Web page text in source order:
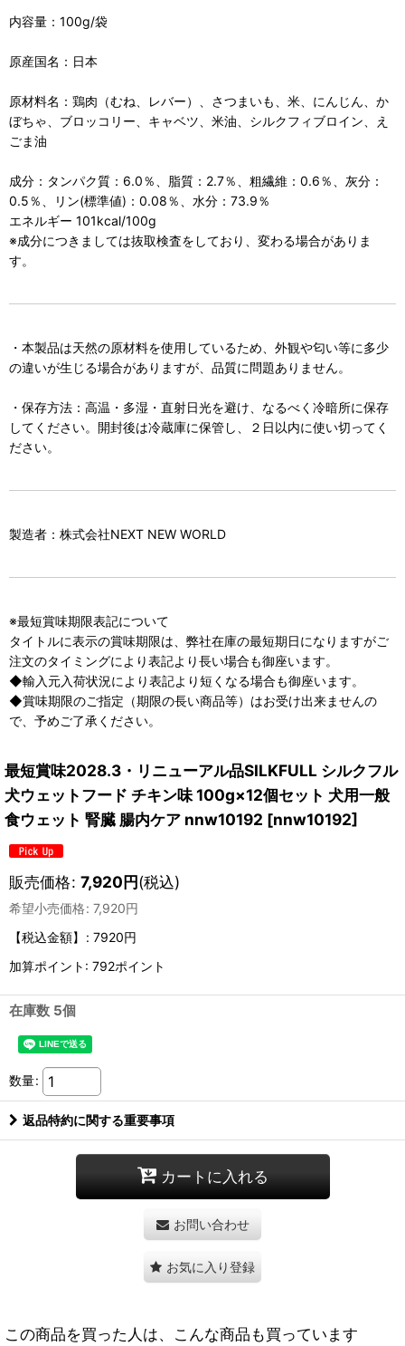
内容量：100g/袋
原産国名：日本
原材料名：鶏肉（むね、レバー）、さつまいも、米、にんじん、か
ぼちゃ、ブロッコリー、キャベツ、米油、シルクフィブロイン、え
ごま油
成分：タンパク質：6.0％、脂質：2.7％、粗繊維：0.6％、灰分：
0.5％、リン(標準値)：0.08％、水分：73.9％
エネルギー 101kcal/100g
※成分につきましては抜取検査をしており、変わる場合がありま
す。
・本製品は天然の原材料を使用しているため、外観や匂い等に多少
の違いが生じる場合がありますが、品質に問題ありません。
・保存方法：高温・多湿・直射日光を避け、なるべく冷暗所に保存
してください。開封後は冷蔵庫に保管し、２日以内に使い切ってく
ださい。
製造者：株式会社NEXT NEW WORLD
※最短賞味期限表記について
タイトルに表示の賞味期限は、弊社在庫の最短期日になりますがご
注文のタイミングにより表記より長い場合も御座います。
◆輸入元入荷状況により表記より短くなる場合も御座います。
◆賞味期限のご指定（期限の長い商品等）はお受け出来ませんの
で、予めご了承ください。
最短賞味2028.3・リニューアル品SILKFULL シルクフル
犬ウェットフード チキン味 100g×12個セット 犬用一般
食ウェット 腎臓 腸内ケア nnw10192 [nnw10192]
販売価格: 7,920円(税込)
希望小売価格: 7,920円
【税込金額】
: 7920円
加算ポイント: 792ポイント
在庫数 5個
数量:
返品特約に関する重要事項
カートに入れる
お問い合わせ
お気に入り登録
この商品を買った人は、こんな商品も買っています